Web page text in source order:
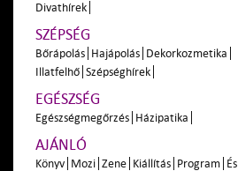
Divathírek
SZÉPSÉG
Bőrápolás Hajápolás Dekorkozmetika
Illatfelhő Szépséghírek
EGÉSZSÉG
Egészségmegőrzés Házipatika
AJÁNLÓ
Könyv Mozi Zene Kiállítás Program És